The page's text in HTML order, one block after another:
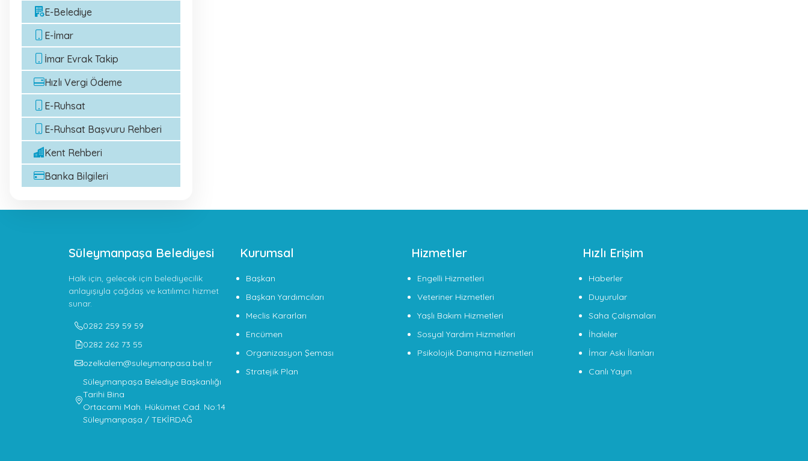
E-Belediye
E-İmar
İmar Evrak Takip
Hızlı Vergi Ödeme
E-Ruhsat
E-Ruhsat Başvuru Rehberi
Kent Rehberi
Banka Bilgileri
Süleymanpaşa Belediyesi
Halk için, gelecek için belediyecilik
anlayışıyla çağdaş ve katılımcı hizmet
sunar.
0282 259 59 59
0282 262 73 55
ozelkalem@suleymanpasa.bel.tr
Süleymanpaşa Belediye Başkanlığı
Tarihi Bina
Ortacami Mah. Hükümet Cad. No:14
Süleymanpaşa / TEKİRDAĞ
Kurumsal
Başkan
Başkan Yardımcıları
Meclis Kararları
Encümen
Organizasyon Şeması
Stratejik Plan
Hizmetler
Engelli Hizmetleri
Veteriner Hizmetleri
Yaşlı Bakım Hizmetleri
Sosyal Yardım Hizmetleri
Psikolojik Danışma Hizmetleri
Hızlı Erişim
Haberler
Duyurular
Saha Çalışmaları
İhaleler
İmar Askı İlanları
Canlı Yayın